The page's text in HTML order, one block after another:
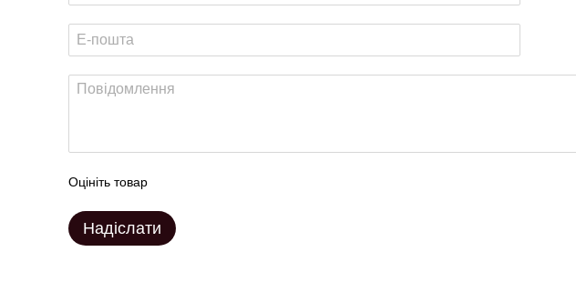
Оцініть товар
Надіслати